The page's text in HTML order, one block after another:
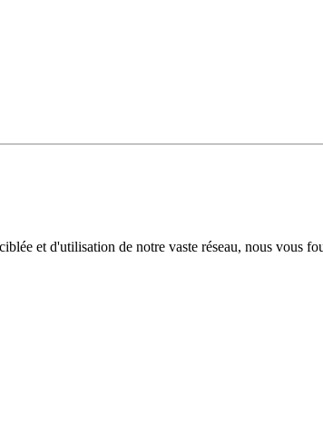
et d'utilisation de notre vaste réseau, nous vous